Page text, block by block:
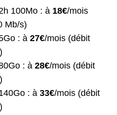
100Mo : à 18€/mois
Mb/s)
: à 27€/mois (débit
: à 28€/mois (débit
: à 33€/mois (débit